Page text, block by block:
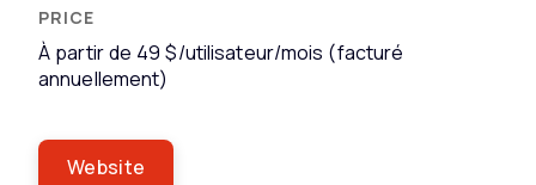
À partir de 49 $/utilisateur/mois (facturé
annuellement)
Website